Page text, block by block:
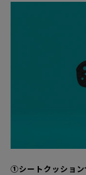
①シートクッション